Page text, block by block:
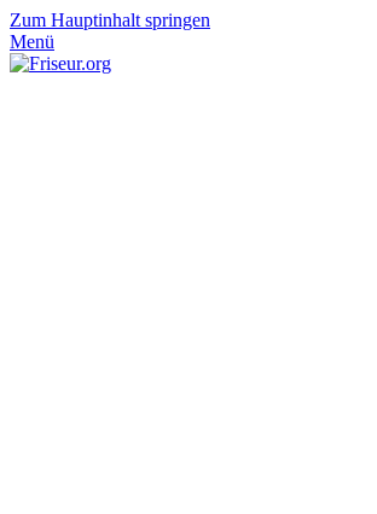
Zum Hauptinhalt springen
Menü